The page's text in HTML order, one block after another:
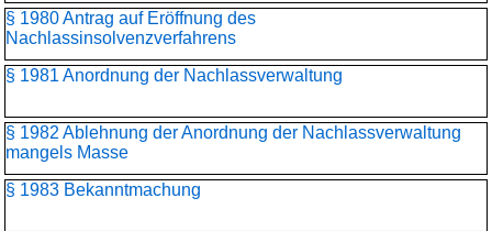
§ 1980 Antrag auf Eröffnung des
Nachlassinsolvenzverfahrens
§ 1981 Anordnung der Nachlassverwaltung
§ 1982 Ablehnung der Anordnung der Nachlassverwaltung
mangels Masse
§ 1983 Bekanntmachung